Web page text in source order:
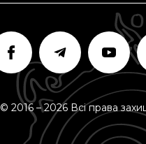
© 2016 – 2026 Всі права